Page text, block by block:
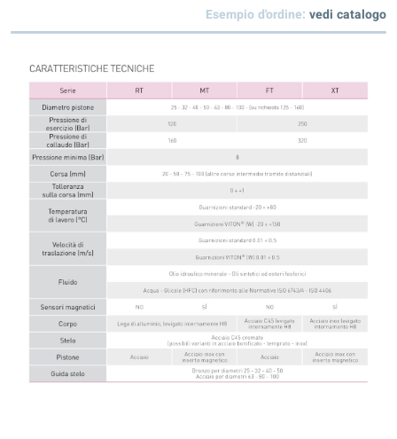
Esempio d'ordine: vedi catalogo